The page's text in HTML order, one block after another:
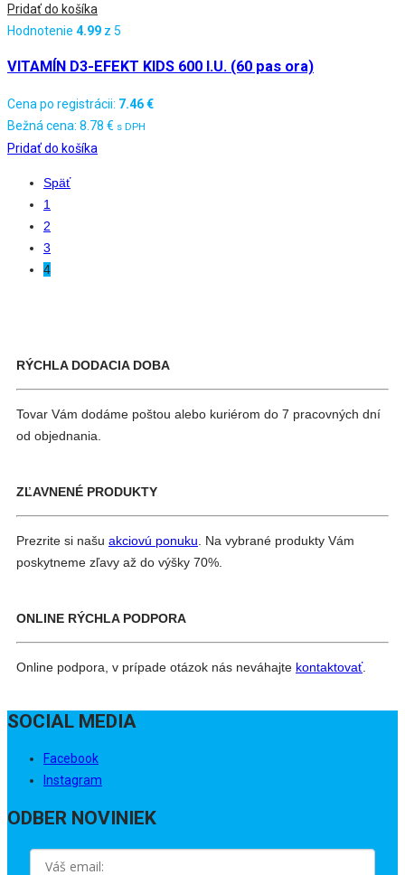
Pridať do košíka
Hodnotenie 4.99 z 5
VITAMÍN D3-EFEKT KIDS 600 I.U. (60 pas ora)
Cena po registrácii: 7.46€
Bežná cena: 8.78 € s DPH
Pridať do košíka
Späť
1
2
3
4
RÝCHLA DODACIA DOBA
Tovar Vám dodáme poštou alebo kuriérom do 7 pracovných dní
od objednania.
ZĽAVNENÉ PRODUKTY
Prezrite si našu akciovú ponuku . Na vybrané produkty Vám
poskytneme zľavy až do výšky 70%.
ONLINE RÝCHLA PODPORA
Online podpora, v prípade otázok nás neváhajte kontaktovať.
SOCIAL MEDIA
Facebook
Instagram
ODBER NOVINIEK